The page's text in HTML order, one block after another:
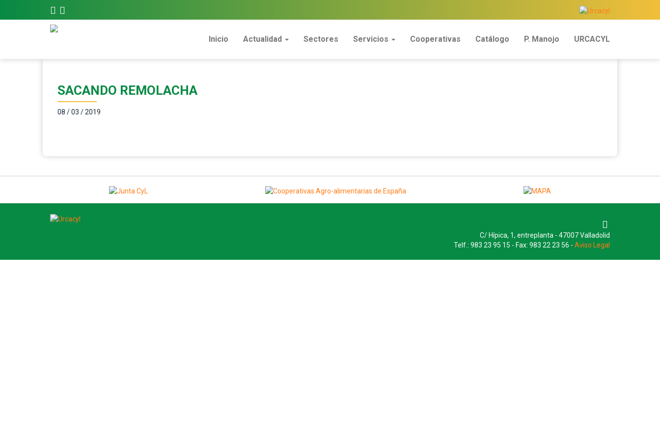
Inicio Actualidad Sectores Servicios Cooperativas Catálogo P. Manojo URCACYL
SACANDO REMOLACHA
08 / 03 / 2019
C/ Hípica, 1, entreplanta - 47007 Valladolid
Telf.: 983 23 95 15 - Fax: 983 22 23 56 - Aviso Legal